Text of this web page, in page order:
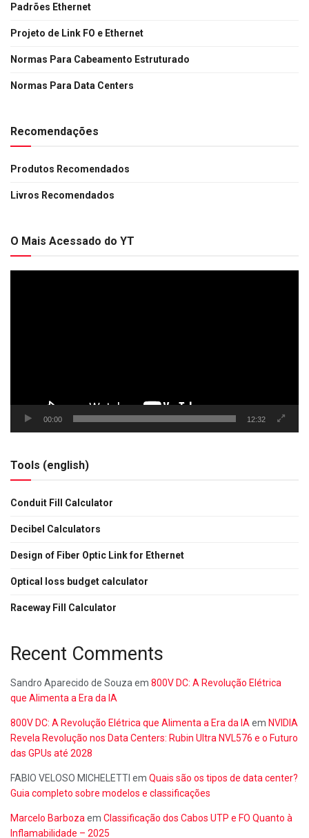
Padrões Ethernet
Projeto de Link FO e Ethernet
Normas Para Cabeamento Estruturado
Normas Para Data Centers
Recomendações
Produtos Recomendados
Livros Recomendados
O Mais Acessado do YT
00:00 12:32
Tools (english)
Conduit Fill Calculator
Decibel Calculators
Design of Fiber Optic Link for Ethernet
Optical loss budget calculator
Raceway Fill Calculator
Recent Comments
Sandro Aparecido de Souzaem 800V DC: A Revolução Elétrica
que Alimenta a Era da IA
800V DC: A Revolução Elétrica que Alimenta a Era da IAem NVIDIA
Revela Revolução nos Data Centers: Rubin Ultra NVL576 e o Futuro
das GPUs até 2028
FABIO VELOSO MICHELETTI em Quais são os tipos de data center?
Guia completo sobre modelos e classificações
Marcelo Barbozaem Classificação dos Cabos UTP e FO Quanto à
Inflamabilidade – 2025